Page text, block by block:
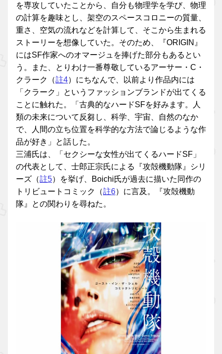
を専攻していたことから、自分も物理学を学び、物理
の計算を趣味とし、架空のスペースコロニーの質量、
重さ、空気の流れなどを計算して、そこから生まれる
ストーリーを想像していた。そのため、『ORIGIN』
にはSF作家へのオマージュを捧げた部分もあるとい
う。また、とりわけ一番尊敬しているアーサー・C・
クラーク（註4）にちなんで、以前より作品内には
「クラーク」というファッションブランドが出てくる
ことに触れた。「古典的なハードSFを好みます。人
類の未来について反芻し、科学、宇宙、自然のなか
で、人間の立ち位置を科学的な方法で論じるような作
品が好き」と話した。
三浦氏は、「セクシーな女性が出てくるハードSF」
の代表として、士郎正宗氏による『攻殻機動隊』シリ
ーズ（註5）を挙げ、Boichi氏が過去に描いた同作の
トリビュートコミック（註6）に言及。『攻殻機動
隊』との関わりを尋ねた。